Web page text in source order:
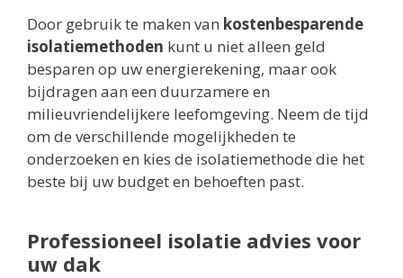
Door gebruik te maken van kostenbesparende
isolatiemethoden kunt u niet alleen geld
besparen op uw energierekening, maar ook
bijdragen aan een duurzamere en
milieuvriendelijkere leefomgeving. Neem de tijd
om de verschillende mogelijkheden te
onderzoeken en kies de isolatiemethode die het
beste bij uw budget en behoeften past.
Professioneel isolatie advies voor
uw dak